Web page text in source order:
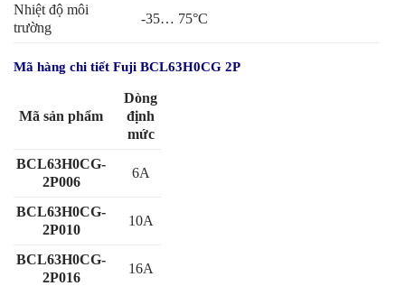
Nhiệt độ môi
trường
-35… 75°C
Mã hàng chi tiết Fuji BCL63H0CG 2P
Mã sản phẩm
Dòng
định
mức
BCL63H0CG-
2P006
6A
BCL63H0CG-
2P010
10A
BCL63H0CG-
2P016
16A